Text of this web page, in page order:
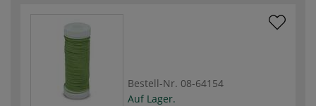
Bestell-Nr. 08-64154
Auf Lager.